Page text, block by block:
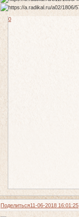
0
Поделиться11-06-2018 16:01:25